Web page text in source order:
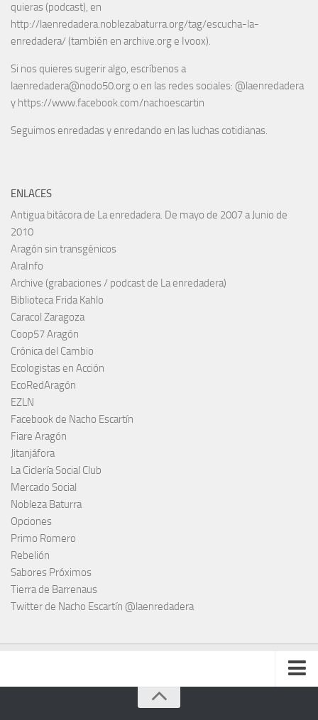
quieras (podcast), en
http://laenredadera.noblezabaturra.org/tag/escucha-la-
enredadera/ (también en archive.org e Ivoox).
Si nos quieres sugerir algo, escríbenos a
laenredadera@nodo50.org o en las redes sociales: @laenredadera
y https://www.facebook.com/nachoescartin
Seguimos enredadas y enredando en las luchas cotidianas.
ENLACES
Antigua bitácora de La enredadera. De mayo de 2007 a Junio de
2010
Aragón sin transgénicos
AraInfo
Archive (grabaciones / podcast de La enredadera)
Biblioteca Frida Kahlo
Caracol Zaragoza
Coop57 Aragón
Crónica del Cambio
Ecologistas en Acción
EcoRedAragón
EZLN
Facebook de Nacho Escartín
Fiare Aragón
Jitanjáfora
La Ciclería Social Club
Mercado Social
Nobleza Baturra
Opciones
Primo Romero
Rebelión
Sabores Próximos
Tierra de Barrenaus
Twitter de Nacho Escartín @laenredadera
Escucha todas las enredaderas cuando quieras (podcast)